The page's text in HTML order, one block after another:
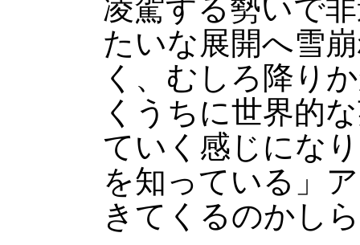
凌駕する勢いで
たいな展開へ雪
く、むしろ降り
くうちに世界的
ていく感じにな
を知っている」
きてくるのかし